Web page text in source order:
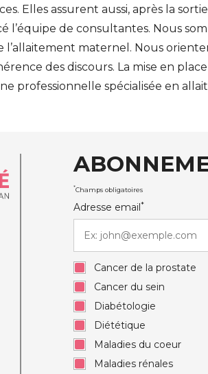
Elles assurent aussi, après la
l’équipe de consultantes. Nous
l’allaitement maternel. Nous
des discours. La mise en
professionnelle spécialisée en
HôpitauxRobert Schuman
*Champs obligatoires
Adresse email*
Cancer de la prostate
Cancer du sein
Diabétologie
Diététique
Maladies du coeur
Maladies rénales